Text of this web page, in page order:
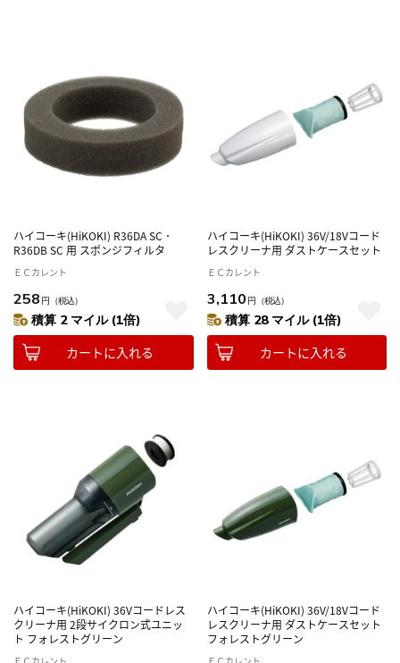
ハイコーキ(HiKOKI) R36DA SC ･
R36DB SC 用 スポンジフィルタ
ＥＣカレント
258 円 （税込）
積算 2 マイル (1倍)
カートに入れる
ハイコーキ(HiKOKI) 36V/18Vコード
レスクリーナ用 ダストケースセット
ＥＣカレント
3,110 円 （税込）
積算 28 マイル (1倍)
カートに入れる
ハイコーキ(HiKOKI) 36Vコードレス
クリーナ用 2段サイクロン式ユニッ
ト フォレストグリーン
ハイコーキ(HiKOKI) 36V/18Vコード
レスクリーナ用 ダストケースセット
フォレストグリーン